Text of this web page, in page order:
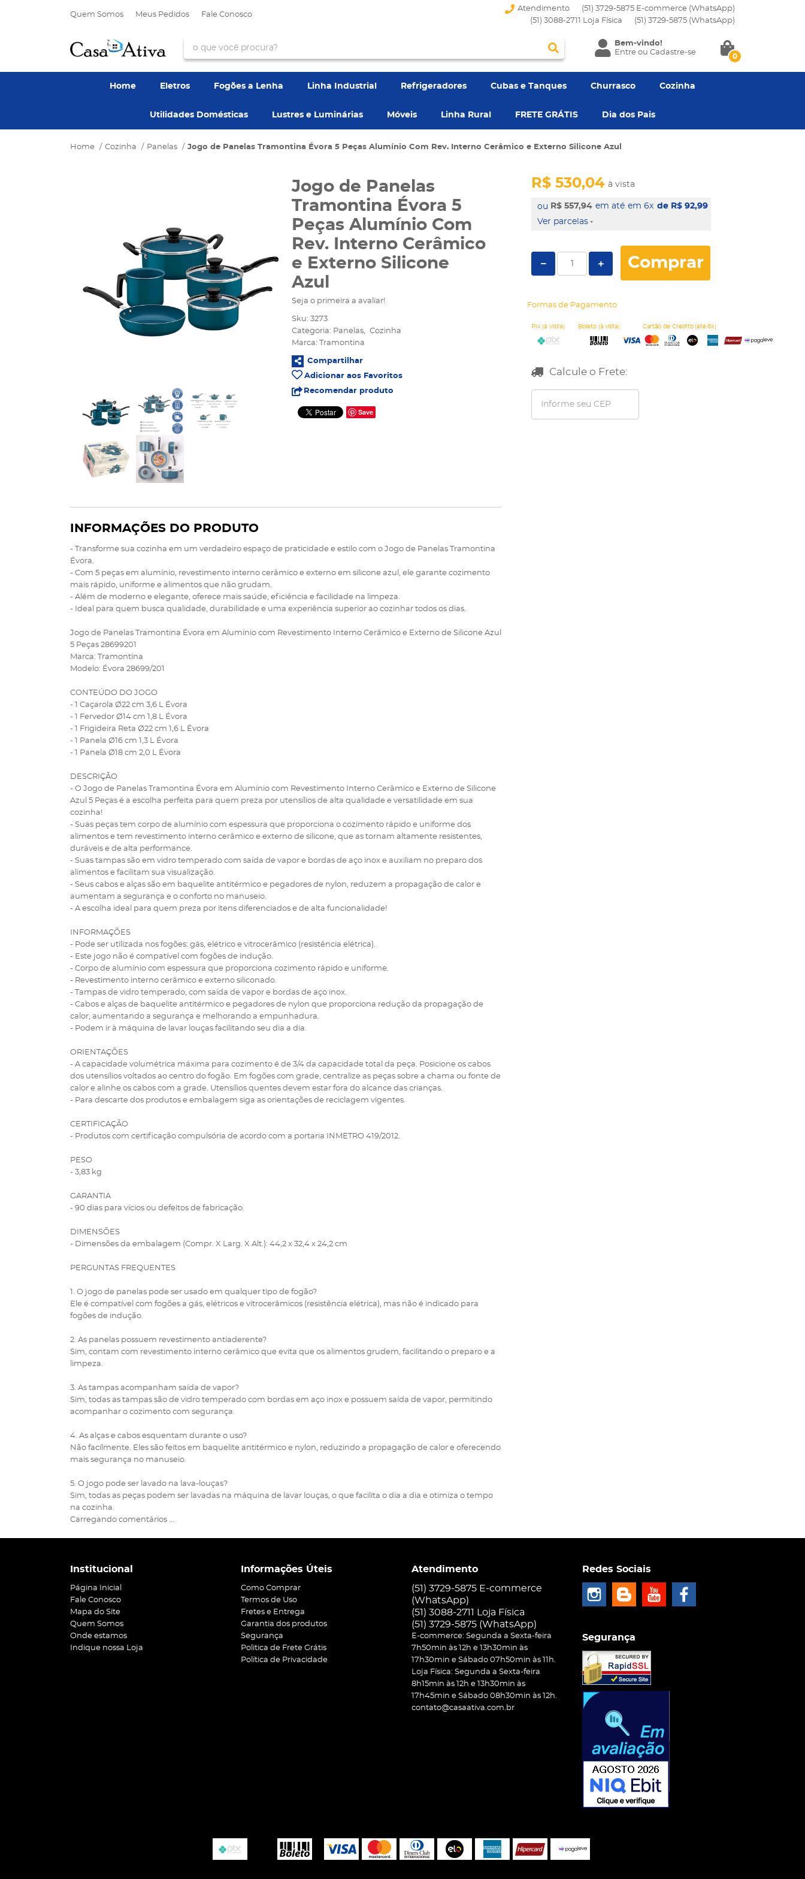
Quem Somos Meus Pedidos Fale Conosco
Atendimento
(51) 3729-5875 E-commerce (WhatsApp)
(51) 3088-2711 Loja Física
(51) 3729-5875 (WhatsApp)
Bem-vindo!
Entreou Cadastre-se 0
Home Eletros Fogões a Lenha Linha Industrial Refrigeradores Cubas e Tanques Churrasco Cozinha
Utilidades Domésticas Lustres e Luminárias Móveis Linha Rural FRETE GRÁTIS Dia dos Pais
Home Cozinha Panelas Jogo de Panelas Tramontina Évora 5 Peças Alumínio Com Rev. Interno Cerâmico e Externo Silicone Azul
Jogo de Panelas
Tramontina Évora 5
Peças Alumínio Com
Rev. Interno Cerâmico
e Externo Silicone
Azul
Seja o primeira a avaliar!
Sku: 3273
Categoria: Panelas
Cozinha
Marca: Tramontina
Compartilhar
Adicionar aos Favoritos
Recomendar produto
Save
R$ 557,94
R$ 530,04 à vista
em 6x de R$ 92,99
Ver parcelas
Comprar
Formas de Pagamento
Calcule o Frete:
INFORMAÇÕES DO PRODUTO
- Transforme sua cozinha em um verdadeiro espaço de praticidade e estilo com o Jogo de Panelas Tramontina
Évora.
- Com 5 peças em alumínio, revestimento interno cerâmico e externo em silicone azul, ele garante cozimento
mais rápido, uniforme e alimentos que não grudam.
- Além de moderno e elegante, oferece mais saúde, eficiência e facilidade na limpeza.
- Ideal para quem busca qualidade, durabilidade e uma experiência superior ao cozinhar todos os dias.
Jogo de Panelas Tramontina Évora em Alumínio com Revestimento Interno Cerâmico e Externo de Silicone Azul
5 Peças 28699201
Marca: Tramontina
Modelo: Évora 28699/201
CONTEÚDO DO JOGO
- 1 Caçarola Ø22 cm 3,6 L Évora
- 1 Fervedor Ø14 cm 1,8 L Évora
- 1 Frigideira Reta Ø22 cm 1,6 L Évora
- 1 Panela Ø16 cm 1,3 L Évora
- 1 Panela Ø18 cm 2,0 L Évora
DESCRIÇÃO
- O Jogo de Panelas Tramontina Évora em Alumínio com Revestimento Interno Cerâmico e Externo de Silicone
Azul 5 Peças é a escolha perfeita para quem preza por utensílios de alta qualidade e versatilidade em sua
cozinha!
- Suas peças tem corpo de alumínio com espessura que proporciona o cozimento rápido e uniforme dos
alimentos e tem revestimento interno cerâmico e externo de silicone, que as tornam altamente resistentes,
duráveis e de alta performance.
- Suas tampas são em vidro temperado com saída de vapor e bordas de aço inox e auxiliam no preparo dos
alimentos e facilitam sua visualização.
- Seus cabos e alças são em baquelite antitérmico e pegadores de nylon, reduzem a propagação de calor e
aumentam a segurança e o conforto no manuseio.
- A escolha ideal para quem preza por itens diferenciados e de alta funcionalidade!
INFORMAÇÕES
- Pode ser utilizada nos fogões: gás, elétrico e vitrocerâmico (resistência elétrica).
- Este jogo não é compatível com fogões de indução.
- Corpo de alumínio com espessura que proporciona cozimento rápido e uniforme.
- Revestimento interno cerâmico e externo siliconado.
- Tampas de vidro temperado, com saída de vapor e bordas de aço inox.
- Cabos e alças de baquelite antitérmico e pegadores de nylon que proporciona redução da propagação de
calor, aumentando a segurança e melhorando a empunhadura.
- Podem ir à máquina de lavar louças facilitando seu dia a dia.
ORIENTAÇÕES
- A capacidade volumétrica máxima para cozimento é de 3/4 da capacidade total da peça. Posicione os cabos
dos utensílios voltados ao centro do fogão. Em fogões com grade, centralize as peças sobre a chama ou fonte de
calor e alinhe os cabos com a grade. Utensílios quentes devem estar fora do alcance das crianças.
- Para descarte dos produtos e embalagem siga as orientações de reciclagem vigentes.
CERTIFICAÇÃO
- Produtos com certificação compulsória de acordo com a portaria INMETRO 419/2012.
PESO
- 3,83 kg
GARANTIA
- 90 dias para vícios ou defeitos de fabricação.
DIMENSÕES
- Dimensões da embalagem (Compr. X Larg. X Alt.): 44,2 x 32,4 x 24,2 cm
PERGUNTAS FREQUENTES
1. O jogo de panelas pode ser usado em qualquer tipo de fogão?
Ele é compatível com fogões a gás, elétricos e vitrocerâmicos (resistência elétrica), mas não é indicado para
fogões de indução.
2. As panelas possuem revestimento antiaderente?
Sim, contam com revestimento interno cerâmico que evita que os alimentos grudem, facilitando o preparo e a
limpeza.
3. As tampas acompanham saída de vapor?
Sim, todas as tampas são de vidro temperado com bordas em aço inox e possuem saída de vapor, permitindo
acompanhar o cozimento com segurança.
4. As alças e cabos esquentam durante o uso?
Não facilmente. Eles são feitos em baquelite antitérmico e nylon, reduzindo a propagação de calor e oferecendo
mais segurança no manuseio.
5. O jogo pode ser lavado na lava-louças?
Sim, todas as peças podem ser lavadas na máquina de lavar louças, o que facilita o dia a dia e otimiza o tempo
na cozinha.
Carregando comentários ...
Institucional
Página Inicial
Fale Conosco
Mapa do Site
Quem Somos
Onde estamos
Indique nossa Loja
Informações Úteis
Como Comprar
Termos de Uso
Fretes e Entrega
Garantia dos produtos
Segurança
Politica de Frete Grátis
Política de Privacidade
Atendimento
(51) 3729-5875 E-commerce
(WhatsApp)
(51) 3088-2711 Loja Física
(51) 3729-5875 (WhatsApp)
E-commerce: Segunda a Sexta-feira
7h50min às 12h e 13h30min às
17h30min e Sábado 07h50min às 11h.
Loja Física: Segunda a Sexta-feira
8h15min às 12h e 13h30min às
17h45min e Sábado 08h30min às 12h.
contato@casaativa.com.br
Redes Sociais
Segurança